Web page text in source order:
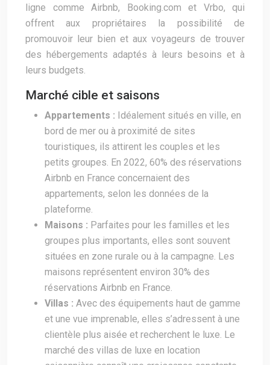
ligne comme Airbnb, Booking.com et Vrbo, qui
offrent aux propriétaires la possibilité de
promouvoir leur bien et aux voyageurs de trouver
des hébergements adaptés à leurs besoins et à
leurs budgets.
Marché cible et saisons
Appartements : Idéalement situés en ville, en
bord de mer ou à proximité de sites
touristiques, ils attirent les couples et les
petits groupes. En 2022, 60% des réservations
Airbnb en France concernaient des
appartements, selon les données de la
plateforme.
Maisons : Parfaites pour les familles et les
groupes plus importants, elles sont souvent
situées en zone rurale ou à la campagne. Les
maisons représentent environ 30% des
réservations Airbnb en France.
Villas : Avec des équipements haut de gamme
et une vue imprenable, elles s’adressent à une
clientèle plus aisée et recherchent le luxe. Le
marché des villas de luxe en location